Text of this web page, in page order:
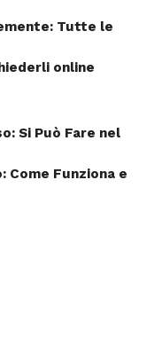
Tutte le
online
Si Può Fare nel
Funziona e